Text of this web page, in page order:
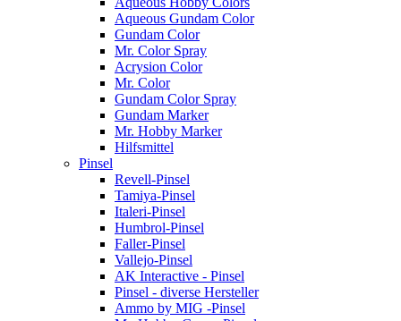
Aqueous Gundam Color
Gundam Color
Mr. Color Spray
Acrysion Color
Mr. Color
Gundam Color Spray
Gundam Marker
Mr. Hobby Marker
Hilfsmittel
Pinsel
Revell-Pinsel
Tamiya-Pinsel
Italeri-Pinsel
Humbrol-Pinsel
Faller-Pinsel
Vallejo-Pinsel
AK Interactive - Pinsel
Pinsel - diverse Hersteller
Ammo by MIG -Pinsel